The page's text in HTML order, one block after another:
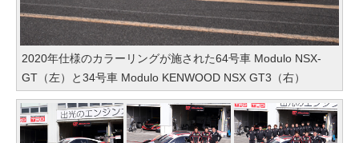
2020年仕様のカラーリングが施された64号車 Modulo NSX-
GT（左）と34号車 Modulo KENWOOD NSX GT3（右）